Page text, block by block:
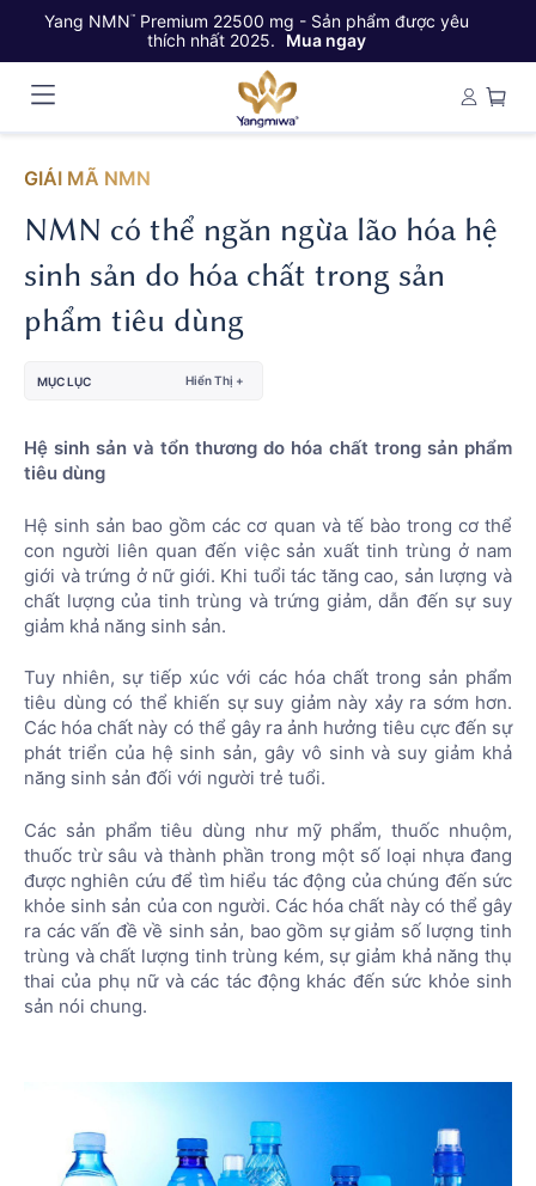
Yang NMN™Premium 22500 mg - Sản phẩm được yêu
thích nhất 2025.
Mua ngay
GIẢI MÃ NMN
NMN có thể ngăn ngừa lão hóa hệ
sinh sản do hóa chất trong sản
phẩm tiêu dùng
MỤC LỤC Hiển Thị +
Hệ sinh sản và tổn thương do hóa chất trong sản phẩm
tiêu dùng
Hệ sinh sản bao gồm các cơ quan và tế bào trong cơ thể
con người liên quan đến việc sản xuất tinh trùng ở nam
giới và trứng ở nữ giới. Khi tuổi tác tăng cao, sản lượng và
chất lượng của tinh trùng và trứng giảm, dẫn đến sự suy
giảm khả năng sinh sản.
Tuy nhiên, sự tiếp xúc với các hóa chất trong sản phẩm
tiêu dùng có thể khiến sự suy giảm này xảy ra sớm hơn.
Các hóa chất này có thể gây ra ảnh hưởng tiêu cực đến sự
phát triển của hệ sinh sản, gây vô sinh và suy giảm khả
năng sinh sản đối với người trẻ tuổi.
Các sản phẩm tiêu dùng như mỹ phẩm, thuốc nhuộm,
thuốc trừ sâu và thành phần trong một số loại nhựa đang
được nghiên cứu để tìm hiểu tác động của chúng đến sức
khỏe sinh sản của con người. Các hóa chất này có thể gây
ra các vấn đề về sinh sản, bao gồm sự giảm số lượng tinh
trùng và chất lượng tinh trùng kém, sự giảm khả năng thụ
thai của phụ nữ và các tác động khác đến sức khỏe sinh
sản nói chung.